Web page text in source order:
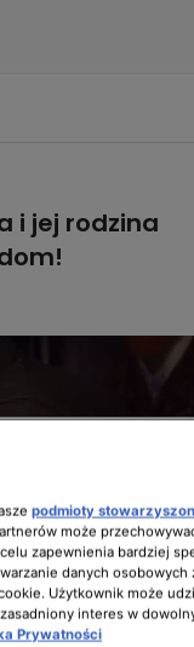
i jej rodzina
podmioty
może
zapewnienia bardziej
danych osobowych
Użytkownik może
interes w
Prywatności